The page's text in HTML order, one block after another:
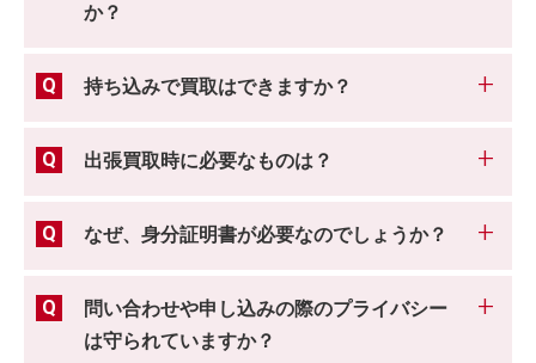
か？
持ち込みで買取はできますか？
出張買取時に必要なものは？
なぜ、身分証明書が必要なのでしょうか？
問い合わせや申し込みの際のプライバシー
は守られていますか？